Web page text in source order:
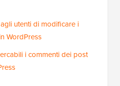
utenti di modificare i
WordPress
i commenti dei post